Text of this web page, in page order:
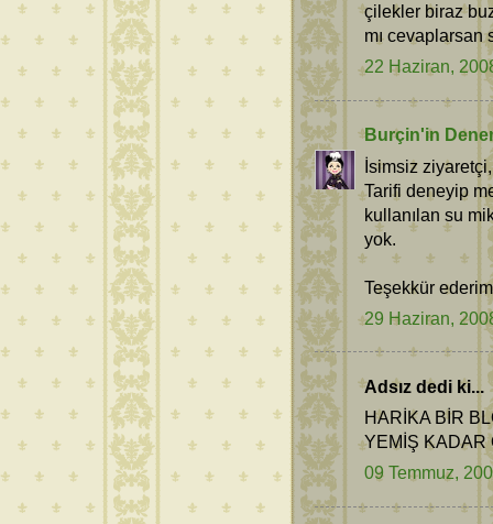
çilekler biraz
mı cevaplarsan
22 Haziran,
Burçin'in
İsimsiz ziyaretçi,
Tarifi deneyip
kullanılan su
yok.
Teşekkür
29 Haziran,
Adsız dedi ki...
HARİKA BİR
YEMİŞ KADAR
09 Temmuz,